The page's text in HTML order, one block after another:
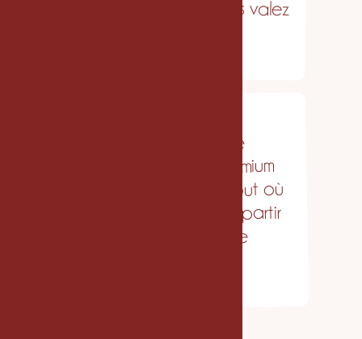
Vous voulez une image
cohérente, posée, premium
— et la retrouver partout où
on vous croise, sans repartir
sur des mois de refonte